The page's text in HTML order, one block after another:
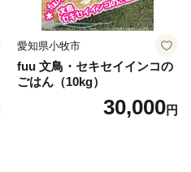
愛知県小牧市
fuu 文鳥・セキセイインコの
ごはん（10kg）
30,000円